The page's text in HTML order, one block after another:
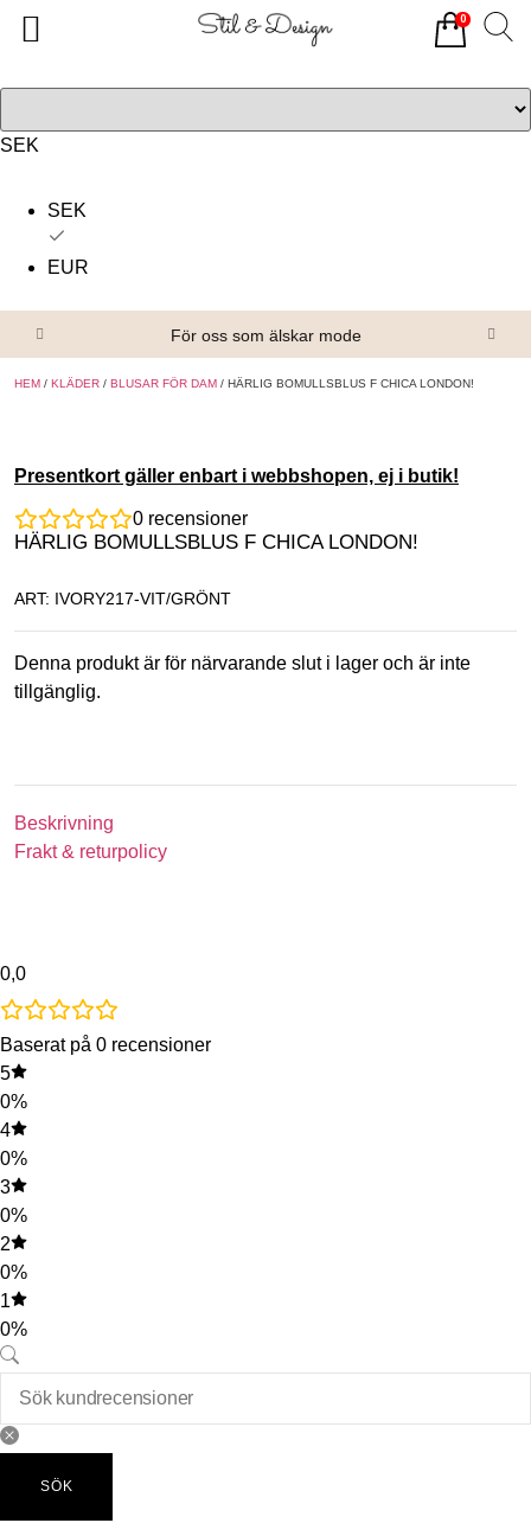
SEK
SEK
EUR
För oss som älskar mode
HEM / KLÄDER / BLUSAR FÖR DAM / HÄRLIG BOMULLSBLUS F CHICA LONDON!
Presentkort gäller enbart i webbshopen, ej i butik!
0 recensioner
HÄRLIG BOMULLSBLUS F CHICA LONDON!
ART: IVORY217-VIT/GRÖNT
Denna produkt är för närvarande slut i lager och är inte
tillgänglig.
Beskrivning
Frakt & returpolicy
0,0
Baserat på 0 recensioner
5
0%
4
0%
3
0%
2
0%
1
0%
SÖK
0
Alla produkter
Om oss